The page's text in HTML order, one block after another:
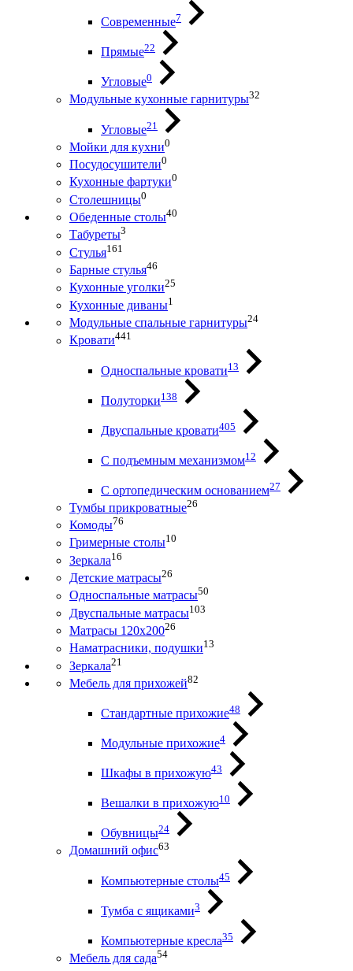
Современные7
Прямые22
Угловые0
Модульные кухонные гарнитуры32
Угловые21
Мойки для кухни0
Посудосушители0
Кухонные фартуки0
Столешницы0
Обеденные столы40
Табуреты3
Стулья161
Барные стулья46
Кухонные уголки25
Кухонные диваны1
Модульные спальные гарнитуры24
Кровати441
Односпальные кровати13
Полуторки138
Двуспальные кровати405
С подъемным механизмом12
С ортопедическим основанием27
Тумбы прикроватные26
Комоды76
Гримерные столы10
Зеркала16
Детские матрасы26
Односпальные матрасы50
Двуспальные матрасы103
Матрасы 120х20026
Наматрасники, подушки13
Зеркала21
Мебель для прихожей82
Стандартные прихожие48
Модульные прихожие4
Шкафы в прихожую43
Вешалки в прихожую10
Обувницы24
Домашний офис63
Компьютерные столы45
Тумба с ящиками3
Компьютерные кресла35
Мебель для сада54